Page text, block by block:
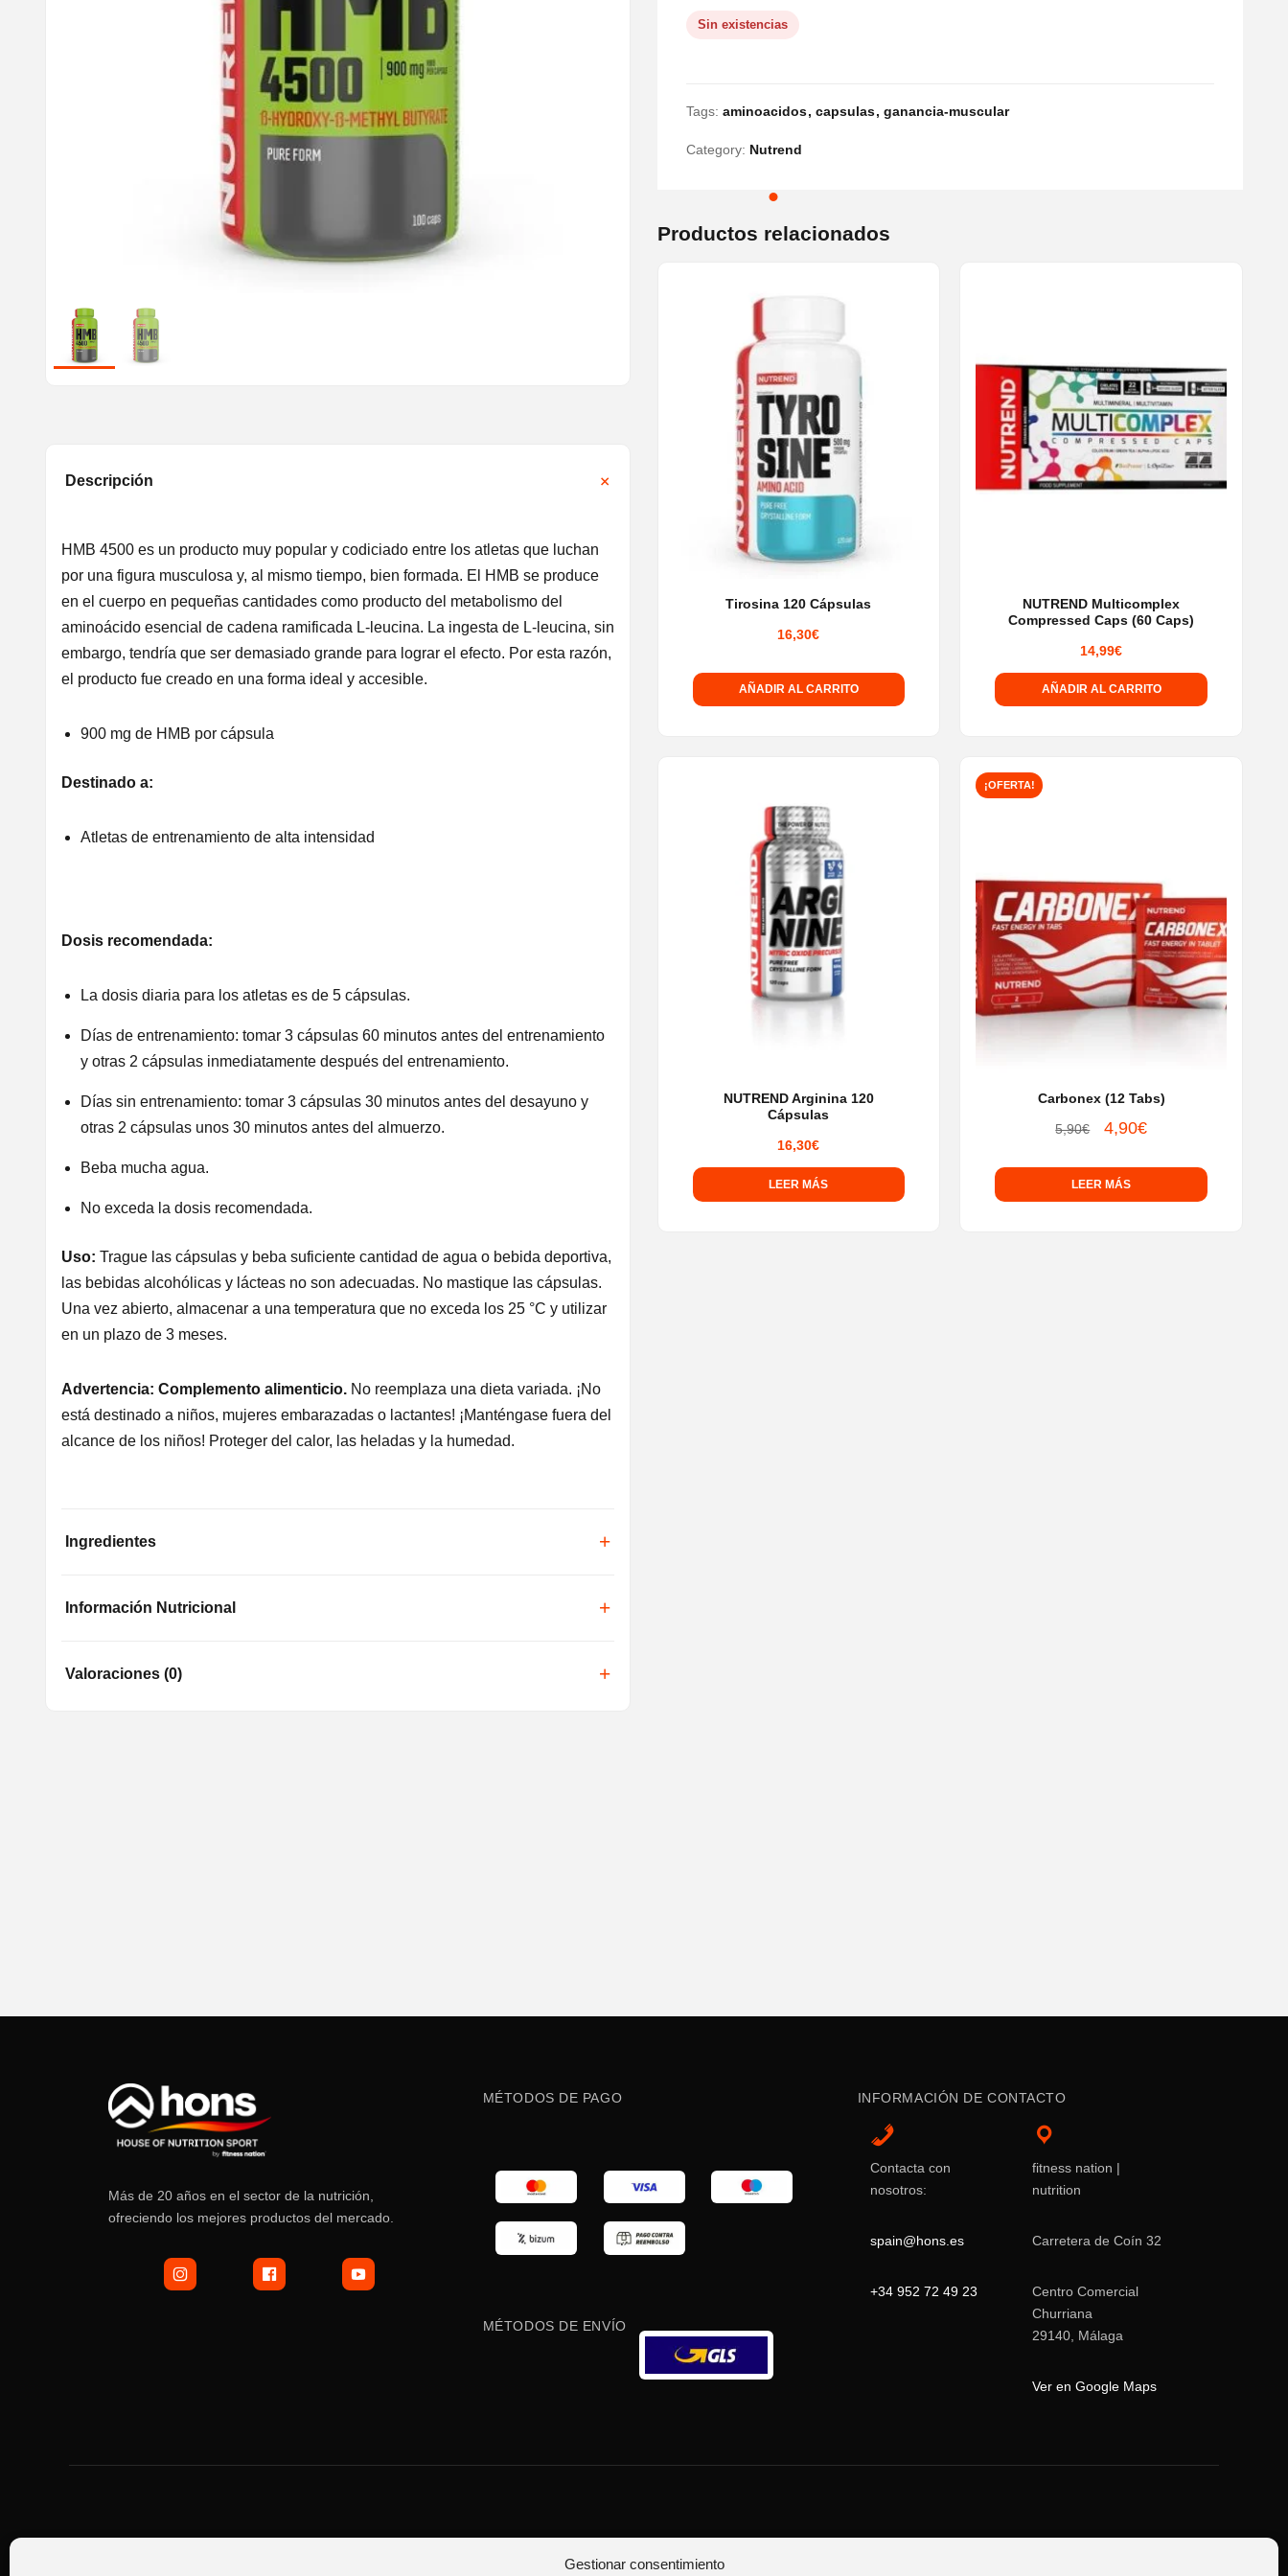
Gestionar consentimiento
Descripción
HMB 4500 es un producto muy popular y codiciado entre los atletas que luchan
por una figura musculosa y, al mismo tiempo, bien formada. El HMB se produce
en el cuerpo en pequeñas cantidades como producto del metabolismo del
aminoácido esencial de cadena ramificada L-leucina. La ingesta de L-leucina, sin
embargo, tendría que ser demasiado grande para lograr el efecto. Por esta razón,
el producto fue creado en una forma ideal y accesible.
900 mg de HMB por cápsula
Destinado a:
Atletas de entrenamiento de alta intensidad
Dosis recomendada:
La dosis diaria para los atletas es de 5 cápsulas.
Días de entrenamiento: tomar 3 cápsulas 60 minutos antes del entrenamiento
y otras 2 cápsulas inmediatamente después del entrenamiento.
Días sin entrenamiento: tomar 3 cápsulas 30 minutos antes del desayuno y
otras 2 cápsulas unos 30 minutos antes del almuerzo.
Beba mucha agua.
No exceda la dosis recomendada.
Uso:Trague las cápsulas y beba suficiente cantidad de agua o bebida deportiva,
las bebidas alcohólicas y lácteas no son adecuadas. No mastique las cápsulas.
Una vez abierto, almacenar a una temperatura que no exceda los 25 °C y utilizar
en un plazo de 3 meses.
Advertencia: Complemento alimenticio. No reemplaza una dieta variada. ¡No
está destinado a niños, mujeres embarazadas o lactantes! ¡Manténgase fuera del
alcance de los niños! Proteger del calor, las heladas y la humedad.
Ingredientes
Información Nutricional
Valoraciones (0)
Sin existencias
Tags: aminoacidos capsulas ganancia-muscular
Category: Nutrend
Productos relacionados
Tirosina 120 Cápsulas
16,30€
AÑADIR AL CARRITO
NUTREND Multicomplex
Compressed Caps (60 Caps)
14,99€
AÑADIR AL CARRITO
NUTREND Arginina 120
Cápsulas
16,30€
LEER MÁS
¡OFERTA!
Carbonex (12 Tabs)
5,90€
El
original
era:
4,90€El
es:
LEER MÁS
Más de 20 años en el sector de la nutrición,
ofreciendo los mejores productos del mercado.
MÉTODOS DE PAGO
MÉTODOS DE ENVÍO
INFORMACIÓN DE CONTACTO
Contacta con
nosotros:
spain@hons.es
+34 952 72 49 23
fitness nation |
nutrition
Carretera de Coín 32
Centro Comercial
Churriana
29140, Málaga
Ver en Google Maps